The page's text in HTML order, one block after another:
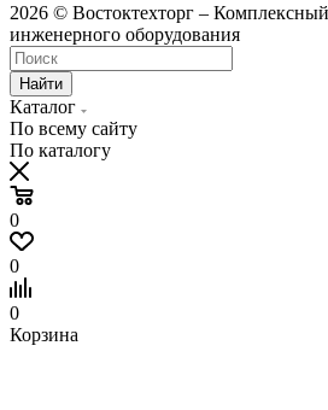
2026 © Востоктехторг –
инженерного оборудования
Найти
Каталог
По всему сайту
По каталогу
0
0
0
Корзина